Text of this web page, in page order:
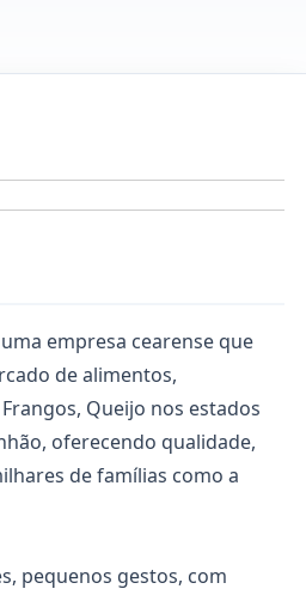
uma empresa cearense que
de alimentos,
Queijo nos estados
oferecendo qualidade,
de famílias como a
pequenos gestos, com